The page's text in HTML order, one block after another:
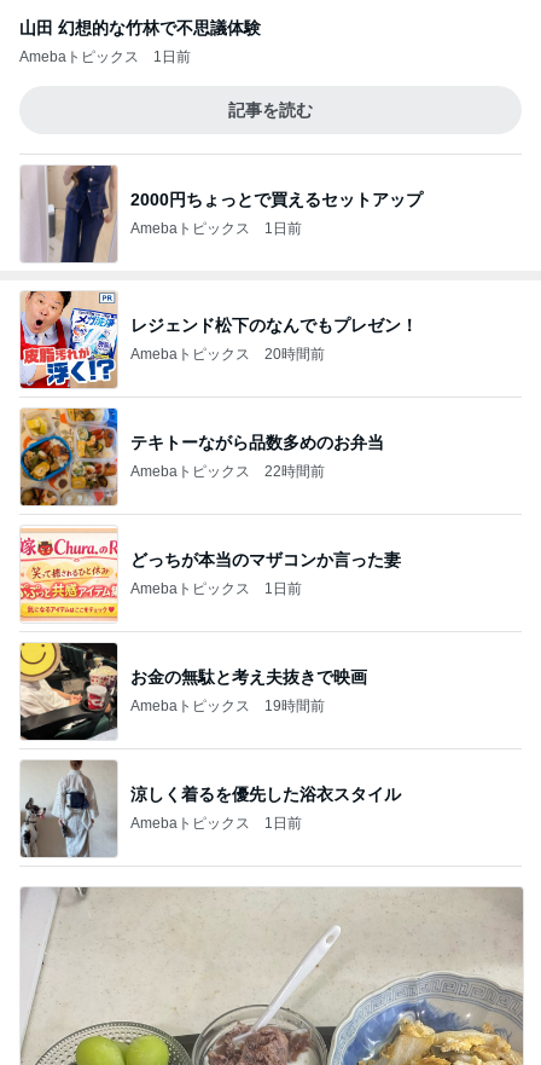
山田 幻想的な竹林で不思議体験
Amebaトピックス 1日前
記事を読む
2000円ちょっとで買えるセットアップ
Amebaトピックス 1日前
レジェンド松下のなんでもプレゼン！
Amebaトピックス 20時間前
テキトーながら品数多めのお弁当
Amebaトピックス 22時間前
どっちが本当のマザコンか言った妻
Amebaトピックス 1日前
お金の無駄と考え夫抜きで映画
Amebaトピックス 19時間前
涼しく着るを優先した浴衣スタイル
Amebaトピックス 1日前